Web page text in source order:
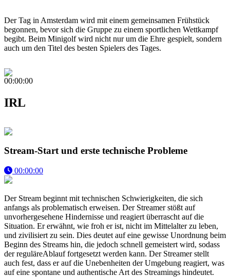
Der Tag in Amsterdam wird mit einem gemeinsamen Frühstück
begonnen, bevor sich die Gruppe zu einem sportlichen Wettkampf
begibt. Beim Minigolf wird nicht nur um die Ehre gespielt, sondern
auch um den Titel des besten Spielers des Tages.
00:00:00
IRL
Stream-Start und erste technische Probleme
00:00:00
Der Stream beginnt mit technischen Schwierigkeiten, die sich
anfangs als problematisch erweisen. Der Streamer stößt auf
unvorhergesehene Hindernisse und reagiert überrascht auf die
Situation. Er erwähnt, wie froh er ist, nicht im Mittelalter zu leben,
und zivilisiert zu sein. Dies deutet auf eine gewisse Unordnung beim
Beginn des Streams hin, die jedoch schnell gemeistert wird, sodass
der reguläreAblauf fortgesetzt werden kann. Der Streamer stellt
auch fest, dass er auf die Unebenheiten der Umgebung reagiert, was
auf eine spontane und authentische Art des Streamings hindeutet.